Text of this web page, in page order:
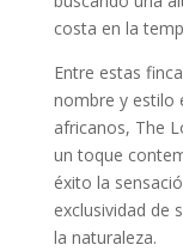
costa en la
Entre estas
nombre y estilo
africanos, The
un toque
éxito la
exclusividad de
la naturaleza.